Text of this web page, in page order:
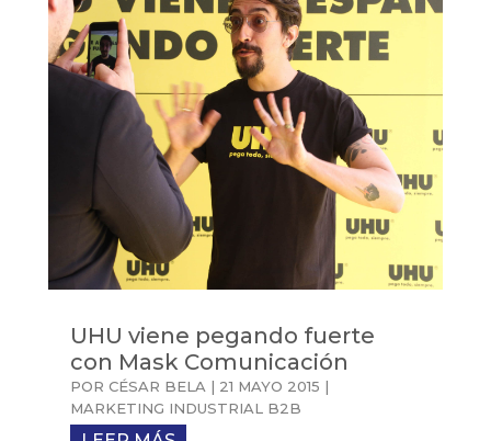
UHU viene pegando fuerte
con Mask Comunicación
POR CÉSAR BELA | 21 MAYO 2015 |
MARKETING INDUSTRIAL B2B